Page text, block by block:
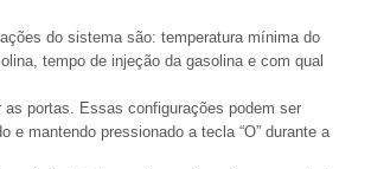
do sistema são: temperatura mínima do
tempo de injeção da gasolina e com qual
portas. Essas configurações podem ser
e mantendo pressionado a tecla “O” durante a